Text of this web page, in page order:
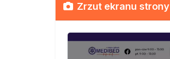
Zrzut ekranu strony